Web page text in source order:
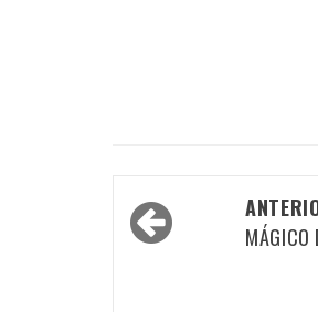
Navegación
por
MÁGICO